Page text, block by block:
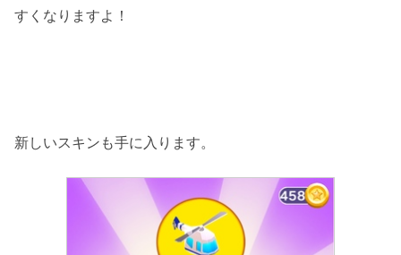
すくなりますよ！
新しいスキンも手に入ります。